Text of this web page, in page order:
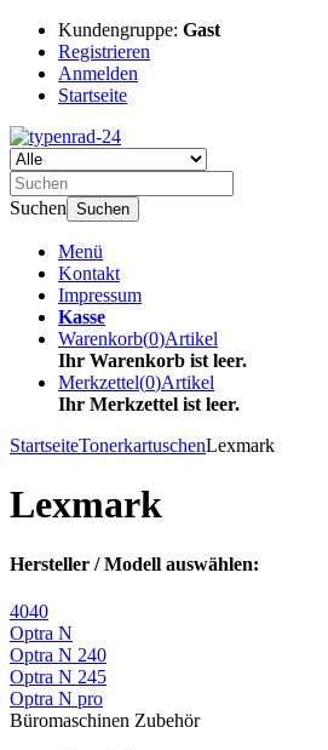
Kundengruppe: Gast
Registrieren
Anmelden
Startseite
Suchen Suchen
Menü
Kontakt
Impressum
Kasse
Warenkorb(0)Artikel
Ihr Warenkorb ist leer.
Merkzettel(0)Artikel
Ihr Merkzettel ist leer.
StartseiteTonerkartuschenLexmark
Lexmark
Hersteller / Modell auswählen:
4040
Optra N
Optra N 240
Optra N 245
Optra N pro
Büromaschinen Zubehör